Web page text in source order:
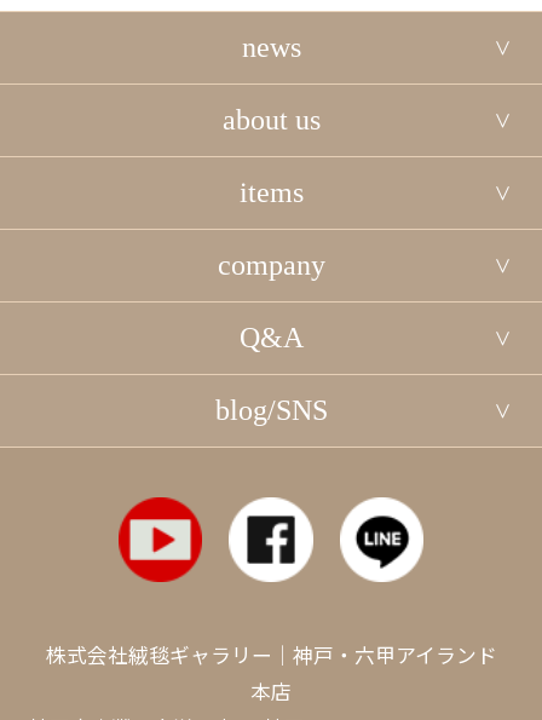
news
about us
items
company
Q&A
blog/SNS
株式会社絨毯ギャラリー｜神戸・六甲アイランド
本店